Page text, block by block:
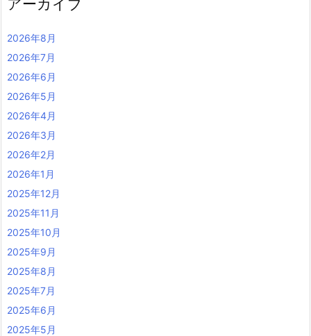
アーカイブ
2026年8月
2026年7月
2026年6月
2026年5月
2026年4月
2026年3月
2026年2月
2026年1月
2025年12月
2025年11月
2025年10月
2025年9月
2025年8月
2025年7月
2025年6月
2025年5月